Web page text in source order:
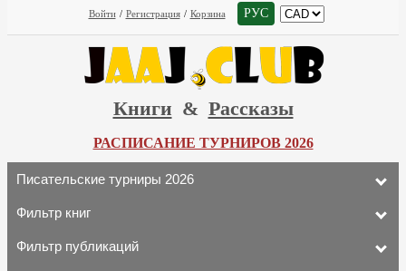
Войти / Регистрация / Корзина РУС
Книги & Рассказы
РАСПИСАНИЕ ТУРНИРОВ 2026
Писательские турниры 2026
Фильтр книг
Фильтр публикаций